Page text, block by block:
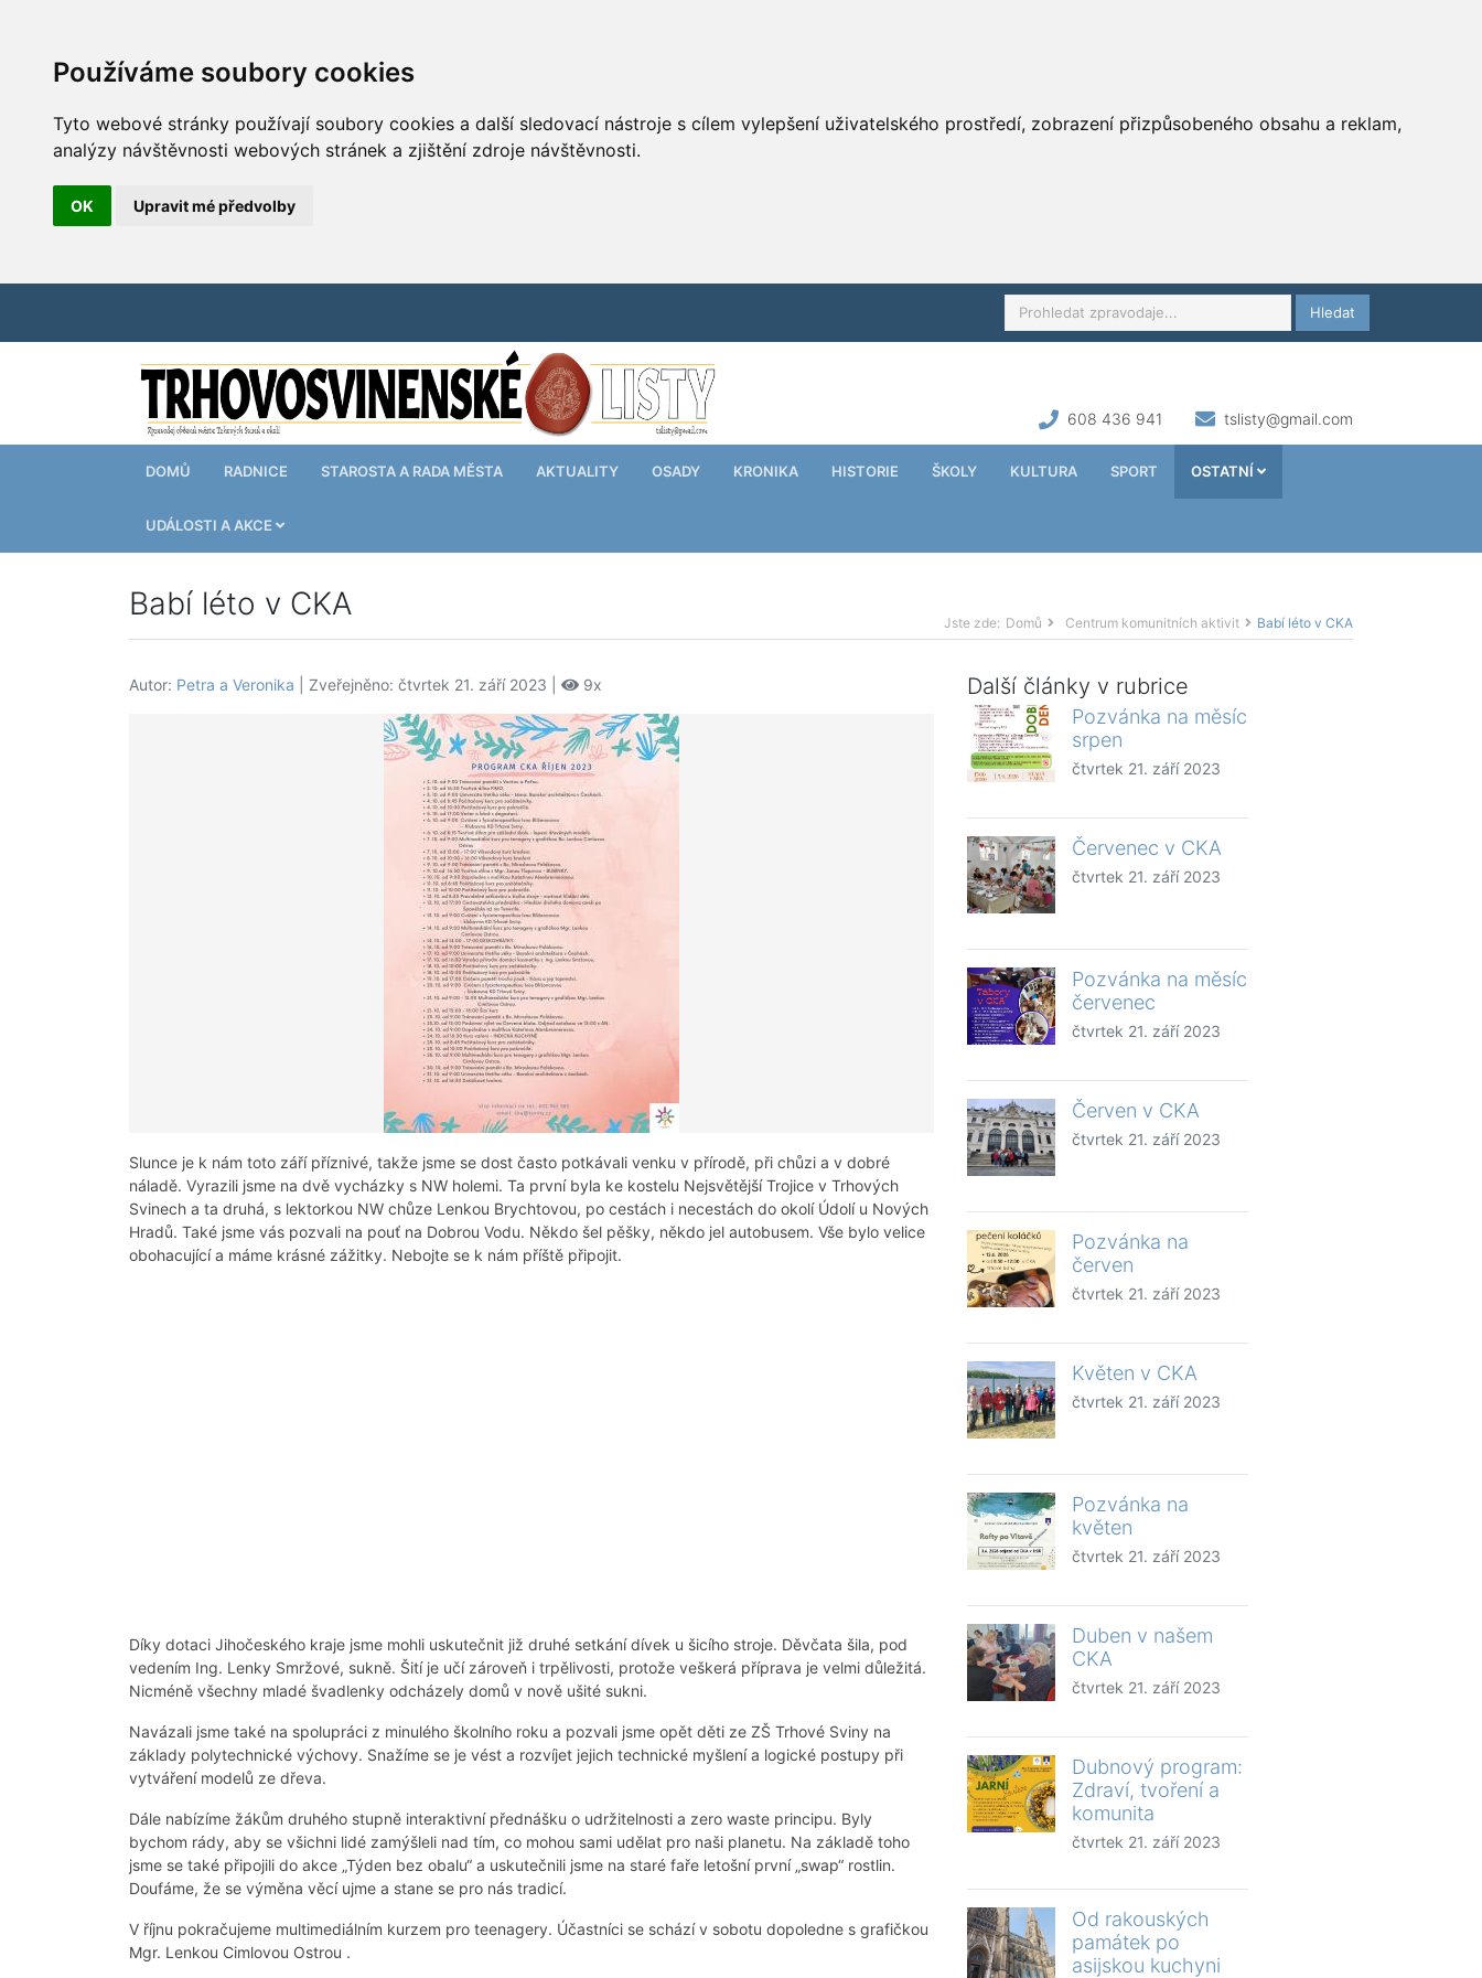
Používáme soubory cookies
Tyto webové stránky používají soubory cookies a další sledovací nástroje s cílem vylepšení uživatelského prostředí, zobrazení přizpůsobeného obsahu a reklam,
analýzy návštěvnosti webových stránek a zjištění zdroje návštěvnosti.
OK Upravit mé předvolby
Hledat
608 436 941 tslisty@gmail.com
DOMŮ RADNICE STAROSTA A RADA MĚSTA AKTUALITY OSADY KRONIKA HISTORIE ŠKOLY KULTURA SPORT OSTATNÍ
UDÁLOSTI A AKCE
Babí léto v CKA
Jste zde: Domů Centrum komunitních aktivit Babí léto v CKA
Autor: Petra a Veronika | Zveřejněno: čtvrtek 21. září 2023 | 9x
Slunce je k nám toto září příznivé, takže jsme se dost často potkávali venku v přírodě, při chůzi a v dobré
náladě. Vyrazili jsme na dvě vycházky s NW holemi. Ta první byla ke kostelu Nejsvětější Trojice v Trhových
Svinech a ta druhá, s lektorkou NW chůze Lenkou Brychtovou, po cestách i necestách do okolí Údolí u Nových
Hradů. Také jsme vás pozvali na pouť na Dobrou Vodu. Někdo šel pěšky, někdo jel autobusem. Vše bylo velice
obohacující a máme krásné zážitky. Nebojte se k nám příště připojit.
Díky dotaci Jihočeského kraje jsme mohli uskutečnit již druhé setkání dívek u šicího stroje. Děvčata šila, pod
vedením Ing. Lenky Smržové, sukně. Šití je učí zároveň i trpělivosti, protože veškerá příprava je velmi důležitá.
Nicméně všechny mladé švadlenky odcházely domů v nově ušité sukni.
Navázali jsme také na spolupráci z minulého školního roku a pozvali jsme opět děti ze ZŠ Trhové Sviny na
základy polytechnické výchovy. Snažíme se je vést a rozvíjet jejich technické myšlení a logické postupy při
vytváření modelů ze dřeva.
Dále nabízíme žákům druhého stupně interaktivní přednášku o udržitelnosti a zero waste principu. Byly
bychom rády, aby se všichni lidé zamýšleli nad tím, co mohou sami udělat pro naši planetu. Na základě toho
jsme se také připojili do akce „Týden bez obalu“ a uskutečnili jsme na staré faře letošní první „swap“ rostlin.
Doufáme, že se výměna věcí ujme a stane se pro nás tradicí.
V říjnu pokračujeme multimediálním kurzem pro teenagery. Účastníci se schází v sobotu dopoledne s grafičkou
Mgr. Lenkou Cimlovou Ostrou .
Další články v rubrice
Pozvánka na měsíc
srpen
čtvrtek 21. září 2023
Červenec v CKA
čtvrtek 21. září 2023
Pozvánka na měsíc
červenec
čtvrtek 21. září 2023
Červen v CKA
čtvrtek 21. září 2023
Pozvánka na
červen
čtvrtek 21. září 2023
Květen v CKA
čtvrtek 21. září 2023
Pozvánka na
květen
čtvrtek 21. září 2023
Duben v našem
CKA
čtvrtek 21. září 2023
Dubnový program:
Zdraví, tvoření a
komunita
čtvrtek 21. září 2023
Od rakouských
památek po
asijskou kuchyni